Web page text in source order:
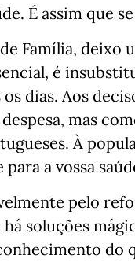
É assim que
Família, deixo
é
dias. Aos
mas
À
a vossa
pelo
soluções
do